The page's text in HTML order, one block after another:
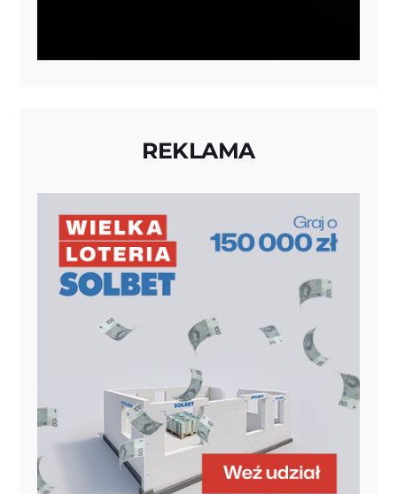
REKLAMA